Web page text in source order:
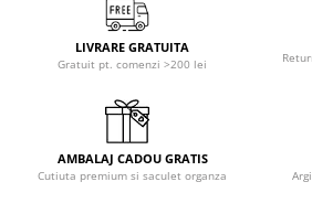
LIVRARE GRATUITA
Gratuit pt. comenzi >200 lei
AMBALAJ CADOU GRATIS
Cutiuta premium si saculet organza